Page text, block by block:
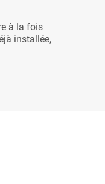
à la fois
installée,